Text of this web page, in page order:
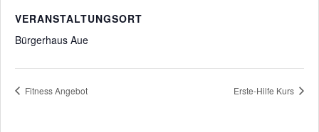
VERANSTALTUNGSORT
Bürgerhaus Aue
Fitness Angebot Erste-Hilfe Kurs